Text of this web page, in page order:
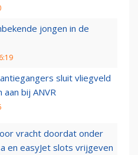
jongen in de
sluit vliegveld
aan bij ANVR
vracht doordat onder
en easyJet slots vrijgeven